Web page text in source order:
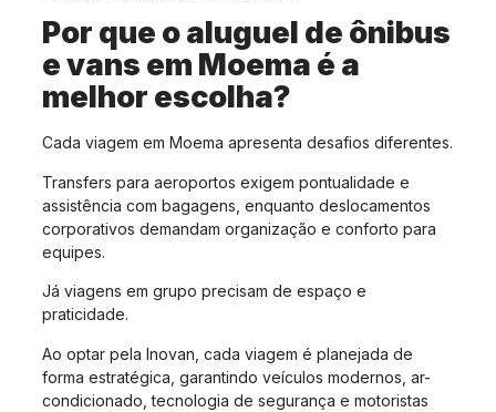
Por que o aluguel de ônibus
e vans em Moema é a
melhor escolha?
Cada viagem em Moema apresenta desafios diferentes.
Transfers para aeroportos exigem pontualidade e
assistência com bagagens, enquanto deslocamentos
corporativos demandam organização e conforto para
equipes.
Já viagens em grupo precisam de espaço e
praticidade.
Ao optar pela Inovan, cada viagem é planejada de
forma estratégica, garantindo veículos modernos, ar-
condicionado, tecnologia de segurança e motoristas